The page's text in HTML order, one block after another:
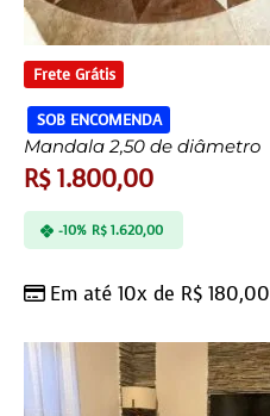
Frete Grátis
SOB ENCOMENDA
Mandala 2,50 de diâmetro
R$1.800,00
Em até 10x de R$ 180,00
-10% R$1.620,00